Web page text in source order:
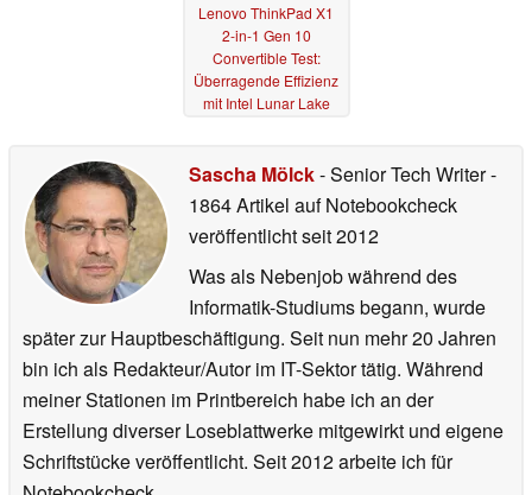
Lenovo ThinkPad X1
2-in-1 Gen 10
Convertible Test:
Überragende Effizienz
mit Intel Lunar Lake
Sascha Mölck- Senior Tech Writer-
1864 Artikel auf Notebookcheck
veröffentlichtseit 2012
Was als Nebenjob während des
Informatik-Studiums begann, wurde
später zur Hauptbeschäftigung. Seit nun mehr 20 Jahren
bin ich als Redakteur/Autor im IT-Sektor tätig. Während
meiner Stationen im Printbereich habe ich an der
Erstellung diverser Loseblattwerke mitgewirkt und eigene
Schriftstücke veröffentlicht. Seit 2012 arbeite ich für